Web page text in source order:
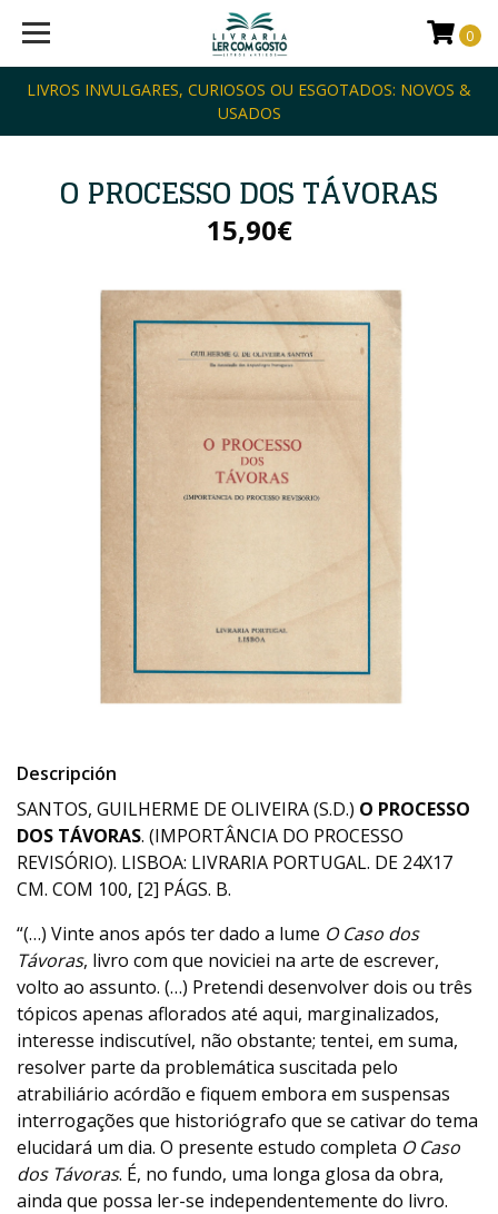
LIVROS INVULGARES, CURIOSOS OU ESGOTADOS: NOVOS &
USADOS
0
O PROCESSO DOS TÁVORAS
15,90€
Descripción
SANTOS, GUILHERME DE OLIVEIRA (S.D.) O PROCESSO
DOS TÁVORAS. (IMPORTÂNCIA DO PROCESSO
REVISÓRIO). LISBOA: LIVRARIA PORTUGAL. DE 24X17
CM. COM 100, [2] PÁGS. B.
“(…) Vinte anos após ter dado a lume O Caso dos
Távoras, livro com que noviciei na arte de escrever,
volto ao assunto. (…) Pretendi desenvolver dois ou três
tópicos apenas aflorados até aqui, marginalizados,
interesse indiscutível, não obstante; tentei, em suma,
resolver parte da problemática suscitada pelo
atrabiliário acórdão e fiquem embora em suspensas
interrogações que historiógrafo que se cativar do tema
elucidará um dia. O presente estudo completa O Caso
dos Távoras. É, no fundo, uma longa glosa da obra,
ainda que possa ler-se independentemente do livro.